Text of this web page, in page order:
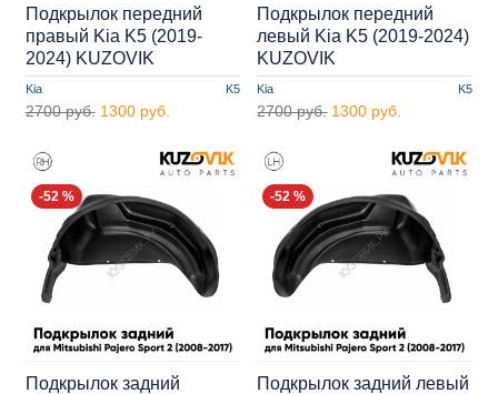
Kia K5
Подкрылок передний
правый Kia K5 (2019-
2024) KUZOVIK
2700 руб. 1300 руб.
Kia K5
Подкрылок передний
левый Kia K5 (2019-2024)
KUZOVIK
2700 руб. 1300 руб.
-52 %
Подкрылок задний
-52 %
Подкрылок задний левый